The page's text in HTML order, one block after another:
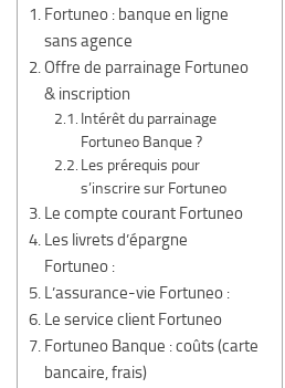
Fortuneo : banque en ligne
sans agence
Offre de parrainage Fortuneo
& inscription
Intérêt du parrainage
Fortuneo Banque ?
Les prérequis pour
s’inscrire sur Fortuneo
Le compte courant Fortuneo
Les livrets d’épargne
Fortuneo :
L’assurance-vie Fortuneo :
Le service client Fortuneo
Fortuneo Banque : coûts (carte
bancaire, frais)